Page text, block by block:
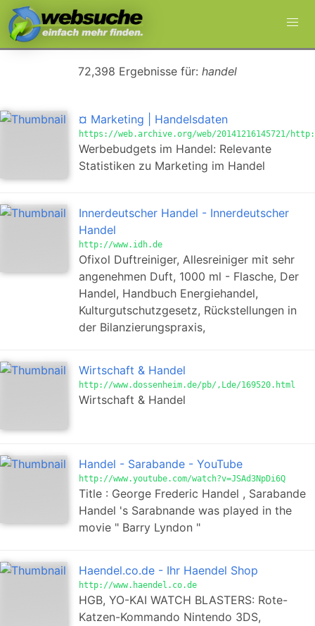
72,398 Ergebnisse für: handel
¤ Marketing | Handelsdaten
https://web.archive.org/web/20141216145721/
Werbebudgets im Handel: Relevante
Statistiken zu Marketing im Handel
Innerdeutscher Handel - Innerdeutscher
Handel
http://www.idh.de
Ofixol Duftreiniger, Allesreiniger mit sehr
angenehmen Duft, 1000 ml - Flasche, Der
Handel, Handbuch Energiehandel,
Kulturgutschutzgesetz, Rückstellungen in
der Bilanzierungspraxis,
Wirtschaft & Handel
http://www.dossenheim.de/pb/,Lde/169520.html
Wirtschaft & Handel
Handel - Sarabande - YouTube
http://www.youtube.com/watch?v=JSAd3NpDi6Q
Title : George Frederic Handel , Sarabande
Handel 's Sarabnande was played in the
movie " Barry Lyndon "
Haendel.co.de - Ihr Haendel Shop
http://www.haendel.co.de
HGB, YO-KAI WATCH BLASTERS: Rote-
Katzen-Kommando Nintendo 3DS,